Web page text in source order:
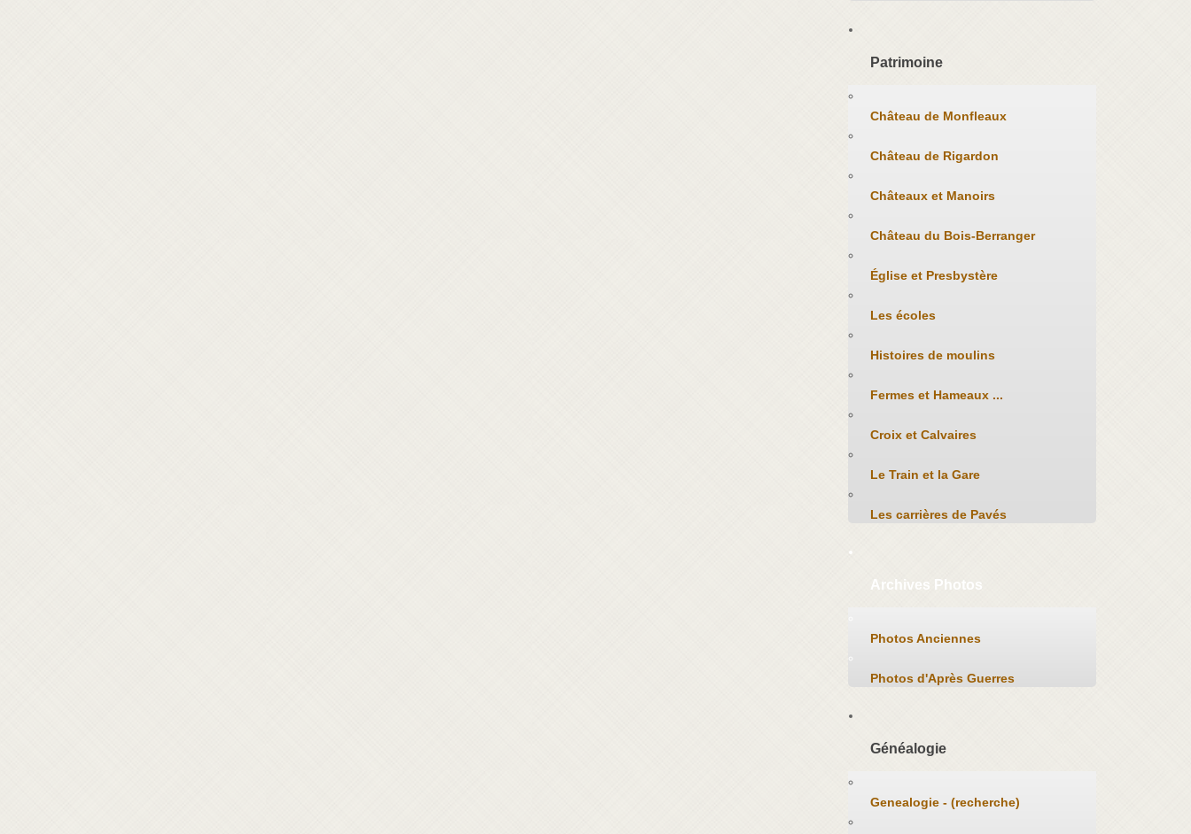
Patrimoine
Château de Monfleaux
Château de Rigardon
Châteaux et Manoirs
Château du Bois-Berranger
Église et Presbystère
Les écoles
Histoires de moulins
Fermes et Hameaux ...
Croix et Calvaires
Le Train et la Gare
Les carrières de Pavés
Archives Photos
Photos Anciennes
Photos d'Après Guerres
Généalogie
Genealogie - (recherche)